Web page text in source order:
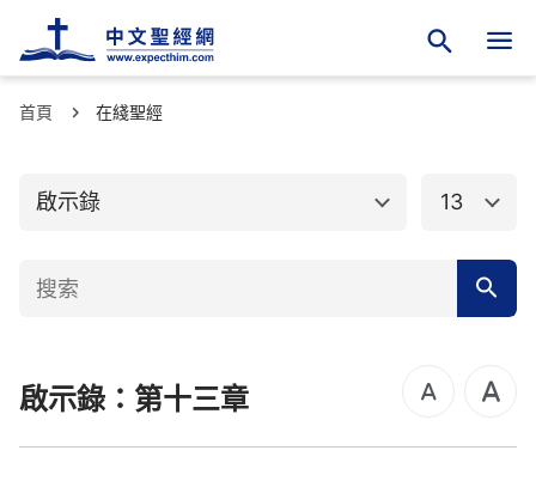
首頁 在綫聖經
啟示錄
舊約聖經
馬太福音
使徒行傳
加拉太書
13
啟示錄：第十三章